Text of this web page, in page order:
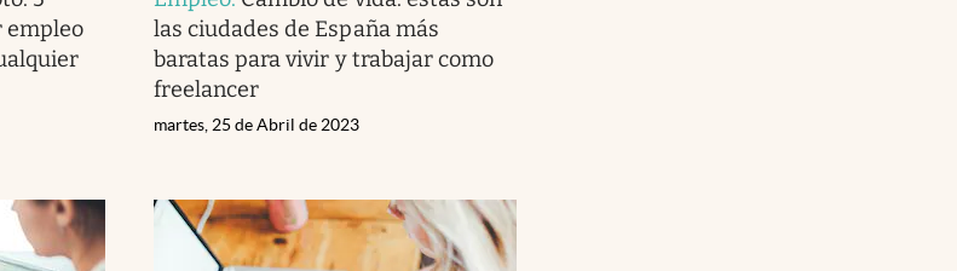
empleo
las ciudades de España más
baratas para vivir y trabajar como
freelancer
martes, 25 de Abril de 2023